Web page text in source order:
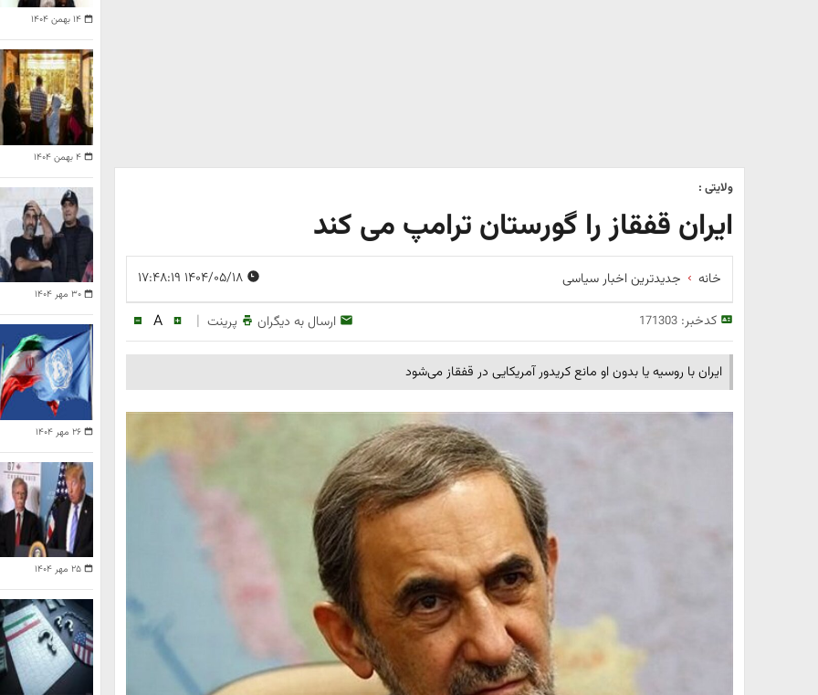
ولایتی :
ایران قفقاز را گورستان ترامپ می کند
خانه جدیدترین اخبار سیاسی
کدخبر:171303 ارسال به دیگران پرینت |
A
ایران با روسیه یا بدون او مانع کریدور آمریکایی در قفقاز می‌شود
۱۴ بهمن ۱۴۰۴
۴ بهمن ۱۴۰۴
۳۰ مهر ۱۴۰۴
۲۶ مهر ۱۴۰۴
۲۵ مهر ۱۴۰۴